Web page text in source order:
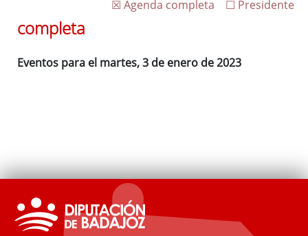
☐ Presidente
☒ Agenda completa
completa
Eventos para el martes, 3 de enero de 2023